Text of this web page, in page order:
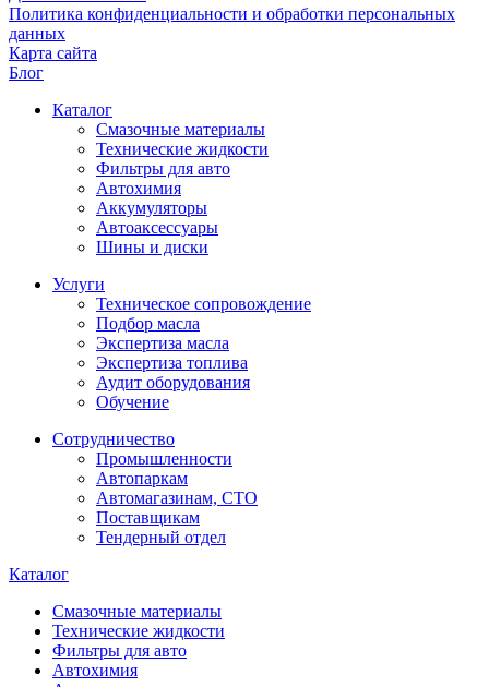
Политика конфиденциальности и обработки персональных
данных
Карта сайта
Блог
Каталог
Смазочные материалы
Технические жидкости
Фильтры для авто
Автохимия
Аккумуляторы
Автоаксессуары
Шины и диски
Услуги
Техническое сопровождение
Подбор масла
Экспертиза масла
Экспертиза топлива
Аудит оборудования
Обучение
Сотрудничество
Промышленности
Автопаркам
Автомагазинам, СТО
Поставщикам
Тендерный отдел
Каталог
Смазочные материалы
Технические жидкости
Фильтры для авто
Автохимия